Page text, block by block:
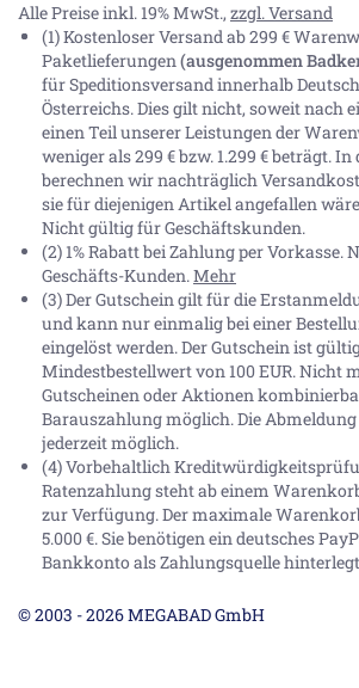
Alle Preise inkl. 19% MwSt., zzgl. Versand
(1) Kostenloser Versand ab 299 €
Paketlieferungen(ausgenommen
für Speditionsversand innerhalb
Österreichs. Dies gilt nicht, soweit nach
einen Teil unserer Leistungen der
weniger als 299 € bzw. 1.299 € beträgt.
berechnen wir nachträglich
sie für diejenigen Artikel angefallen
Nicht gültig für Geschäftskunden.
(2) 1% Rabatt bei Zahlung per Vorkasse.
Geschäfts-Kunden.Mehr
(3) Der Gutschein gilt für die
und kann nur einmalig bei einer
eingelöst werden. Der Gutschein ist
Mindestbestellwert von 100 EUR. Nicht
Gutscheinen oder Aktionen
Barauszahlung möglich. Die
jederzeit möglich.
(4) Vorbehaltlich
Ratenzahlung steht ab einem
zur Verfügung. Der maximale
5.000 €. Sie benötigen ein deutsches
Bankkonto als Zahlungsquelle
© 2003 - 2026 MEGABAD GmbH